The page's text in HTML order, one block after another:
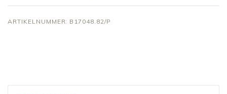
ARTIKELNUMMER: B17048.82/P